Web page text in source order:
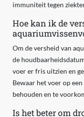
immuniteit tegen
Hoe kan ik de
Om de versheid van
de
voer er fris uitzien en
Bewaar het voer op
behouden en te
Is het beter om